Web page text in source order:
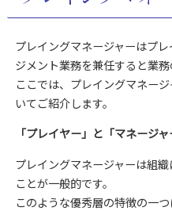
プレイングマネージャーはプ
ジメント業務を兼任すると業
ここでは、プレイングマネー
いてご紹介します。
「プレイヤー」と「マネージ
プレイングマネージャーは組
ことが一般的です。
このような優秀層の特徴の一